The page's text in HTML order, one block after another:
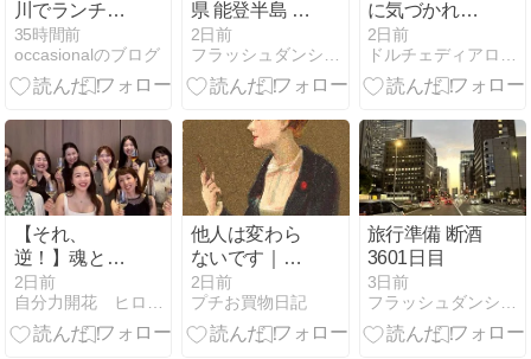
川でランチ｜
思ったより暑
いです
35時間前
occasionalのブログ
県 能登半島 断
酒3602日目
2日前
フラッシュダンシュ 外資系 IT企業サラリーマンの断酒日記
に気づかれな
いのは、外に
出していない
から
2日前
ドルチェディアロマ・心と体のケアサロン
【それ、
逆！】魂と肉
体が繋がれ
ば、全て手に
入ります！♡
2日前
自分力開花 ヒロイン不在はもう終わり 星詠み×心理学
他人は変わら
ないです｜変
えようとしな
い。自分で出
来ることをす
2日前
プチお買物日記
旅行準備 断酒
3601日目
3日前
フラッシュダンシュ 外資系 IT企業サラリーマンの断酒日記